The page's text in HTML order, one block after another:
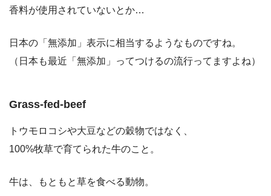
香料が使用されていないとか…
日本の「無添加」表示に相当するようなものですね。
（日本も最近「無添加」ってつけるの流行ってますよね）
Grass-fed-beef
トウモロコシや大豆などの穀物ではなく、
100%牧草で育てられた牛のこと。
牛は、もともと草を食べる動物。